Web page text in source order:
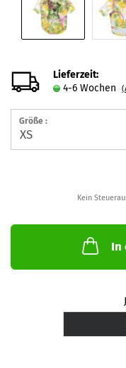
Lieferzeit:
4-6 Wochen
Größe :
Kein
In